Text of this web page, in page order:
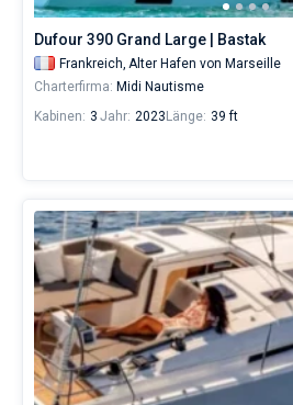
Dufour 390 Grand Large | Bastak
Frankreich, Alter Hafen von Marseille
Charterfirma: Midi Nautisme
Kabinen: 3 Jahr: 2023 Länge: 39 ft